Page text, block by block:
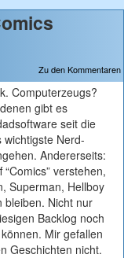
Zu den Kommentaren
Computerzeugs?
gibt es
seit die
Nerd-
Andererseits:
verstehen,
Superman, Hellboy
bleiben. Nicht nur
Backlog noch
Mir gefallen
Geschichten nicht.